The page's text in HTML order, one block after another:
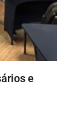
e